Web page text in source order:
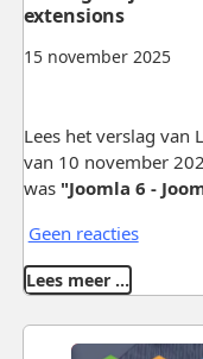
15 november 2025
extensions
Lees het verslag van
van 10 november
was "Joomla 6 -
Geen reacties
Lees meer …